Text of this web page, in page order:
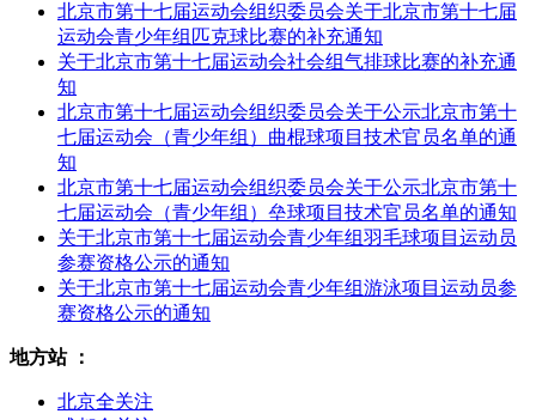
北京市第十七届运动会组织委员会关于北京市第十七届
运动会青少年组匹克球比赛的补充通知
关于北京市第十七届运动会社会组气排球比赛的补充通
知
北京市第十七届运动会组织委员会关于公示北京市第十
七届运动会（青少年组）曲棍球项目技术官员名单的通
知
北京市第十七届运动会组织委员会关于公示北京市第十
七届运动会（青少年组）垒球项目技术官员名单的通知
关于北京市第十七届运动会青少年组羽毛球项目运动员
参赛资格公示的通知
关于北京市第十七届运动会青少年组游泳项目运动员参
赛资格公示的通知
地方站 ：
北京全关注